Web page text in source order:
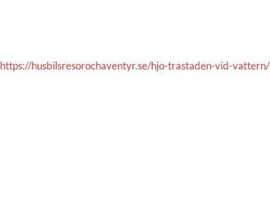
https://husbilsresorochaventyr.se/hjo-trastaden-vid-vattern/